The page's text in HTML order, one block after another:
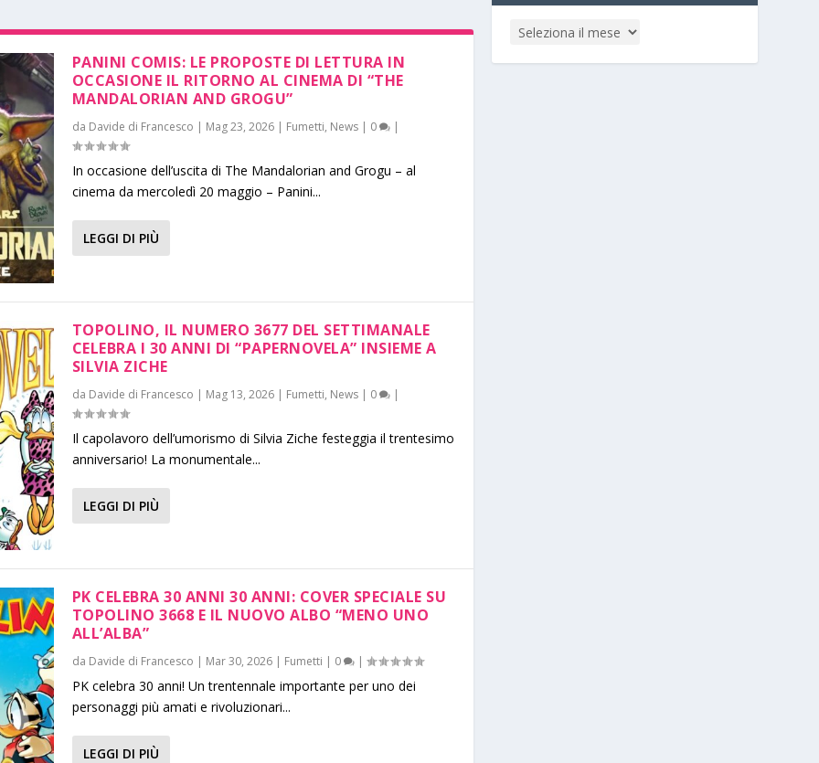
PANINI COMIS: LE PROPOSTE DI LETTURA IN
OCCASIONE IL RITORNO AL CINEMA DI “THE
MANDALORIAN AND GROGU”
da Davide di Francesco | Mag 23, 2026| Fumetti, News| 0 |
In occasione dell’uscita di The Mandalorian and Grogu – al
cinema da mercoledì 20 maggio – Panini...
LEGGI DI PIÙ
TOPOLINO, IL NUMERO 3677 DEL SETTIMANALE
CELEBRA I 30 ANNI DI “PAPERNOVELA” INSIEME A
SILVIA ZICHE
da Davide di Francesco | Mag 13, 2026| Fumetti, News| 0 |
Il capolavoro dell’umorismo di Silvia Ziche festeggia il trentesimo
anniversario! La monumentale...
LEGGI DI PIÙ
PK CELEBRA 30 ANNI 30 ANNI: COVER SPECIALE SU
TOPOLINO 3668 E IL NUOVO ALBO “MENO UNO
ALL’ALBA”
da Davide di Francesco | Mar 30, 2026| Fumetti | 0 |
PK celebra 30 anni! Un trentennale importante per uno dei
personaggi più amati e rivoluzionari...
LEGGI DI PIÙ